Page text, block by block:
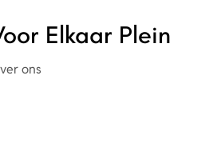
Elkaar Plein
ons